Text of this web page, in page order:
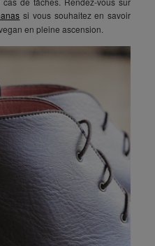
si vous souhaitez en savoir
en pleine ascension.